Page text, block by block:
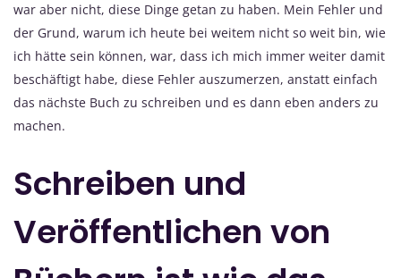
war aber nicht, diese Dinge getan zu haben. Mein Fehler und
der Grund, warum ich heute bei weitem nicht so weit bin, wie
ich hätte sein können, war, dass ich mich immer weiter damit
beschäftigt habe, diese Fehler auszumerzen, anstatt einfach
das nächste Buch zu schreiben und es dann eben anders zu
machen.
Schreiben und
Veröffentlichen von